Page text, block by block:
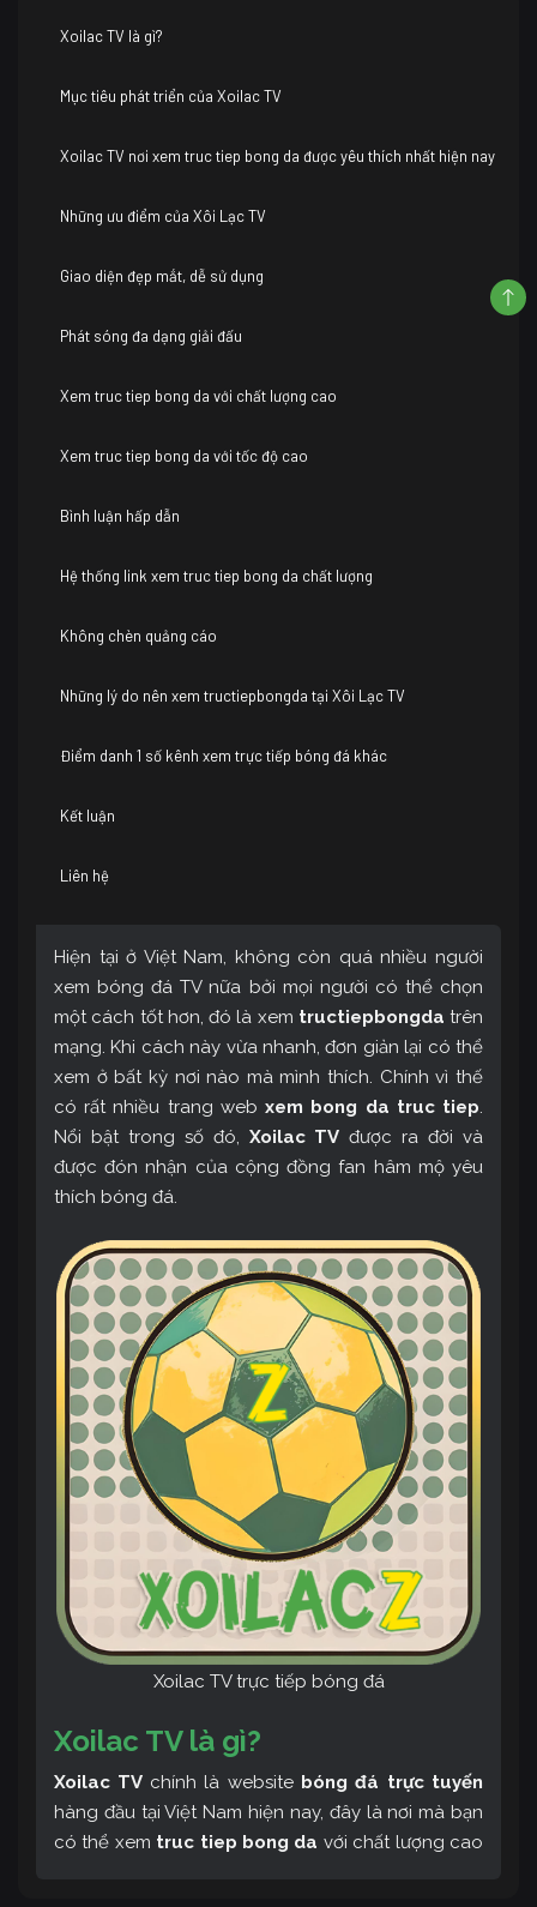
Xoilac TV là gì?
Mục tiêu phát triển của Xoilac TV
Xoilac TV nơi xem truc tiep bong da được yêu thích nhất hiện nay
Những ưu điểm của Xôi Lạc TV
Giao diện đẹp mắt, dễ sử dụng
Phát sóng đa dạng giải đấu
Xem truc tiep bong da với chất lượng cao
Xem truc tiep bong da với tốc độ cao
Bình luận hấp dẫn
Hệ thống link xem truc tiep bong da chất lượng
Không chèn quảng cáo
Những lý do nên xem tructiepbongda tại Xôi Lạc TV
Điểm danh 1 số kênh xem trực tiếp bóng đá khác
Kết luận
Liên hệ
Hiện tại ở Việt Nam, không còn quá nhiều người
xem bóng đá TV nữa bởi mọi người có thể chọn
một cách tốt hơn, đó là xem tructiepbongda trên
mạng. Khi cách này vừa nhanh, đơn giản lại có thể
xem ở bất kỳ nơi nào mà mình thích. Chính vì thế
có rất nhiều trang webxem bong da truc tiep.
Nổi bật trong số đó, Xoilac TV được ra đời và
được đón nhận của cộng đồng fan hâm mộ yêu
thích bóng đá.
Xoilac TV trực tiếp bóng đá
Xoilac TV là gì?
Xoilac TV chính là website bóng đá trực tuyến
hàng đầu tại Việt Nam hiện nay, đây là nơi mà bạn
có thể xem truc tiep bong da với chất lượng cao